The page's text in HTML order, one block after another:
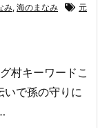
み, 海のまなみ
元
村キーワードこ
いで孫の守りに